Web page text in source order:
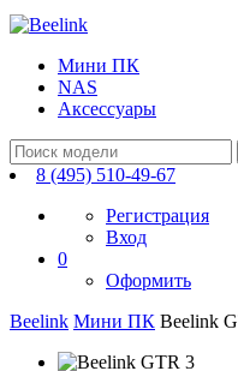
Мини ПК
NAS
Аксессуары
8 (495) 510-49-67
Регистрация
Вход
0
Оформить
Beelink Мини ПК Beelink